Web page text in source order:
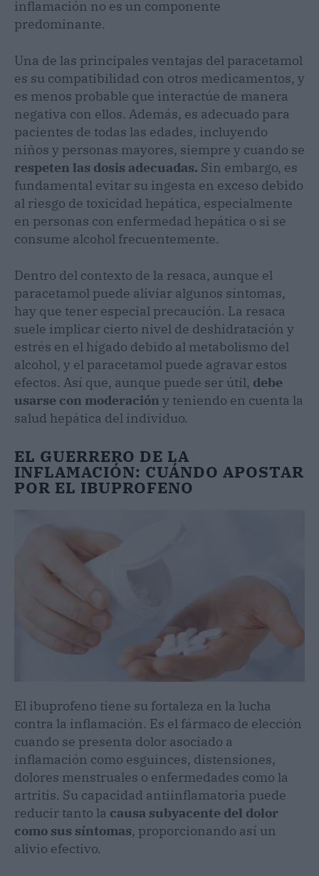
inflamación no es un componente
predominante.
Una de las principales ventajas del paracetamol
es su compatibilidad con otros medicamentos, y
es menos probable que interactúe de manera
negativa con ellos. Además, es adecuado para
pacientes de todas las edades, incluyendo
niños y personas mayores, siempre y cuando se
respeten las dosis adecuadas. Sin embargo, es
fundamental evitar su ingesta en exceso debido
al riesgo de toxicidad hepática, especialmente
en personas con enfermedad hepática o si se
consume alcohol frecuentemente.
Dentro del contexto de la resaca, aunque el
paracetamol puede aliviar algunos síntomas,
hay que tener especial precaución. La resaca
suele implicar cierto nivel de deshidratación y
estrés en el hígado debido al metabolismo del
alcohol, y el paracetamol puede agravar estos
efectos. Así que, aunque puede ser útil, debe
usarse con moderación y teniendo en cuenta la
salud hepática del individuo.
EL GUERRERO DE LA
INFLAMACIÓN: CUÁNDO APOSTAR
POR EL IBUPROFENO
El ibuprofeno tiene su fortaleza en la lucha
contra la inflamación. Es el fármaco de elección
cuando se presenta dolor asociado a
inflamación como esguinces, distensiones,
dolores menstruales o enfermedades como la
artritis. Su capacidad antiinflamatoria puede
reducir tanto la causa subyacente del dolor
como sus síntomas, proporcionando así un
alivio efectivo.